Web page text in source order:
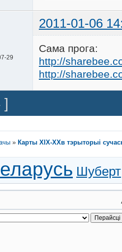
2011-01-06
29
Сама прога:
http://
http://
]
» Карты XIX-ХXв тэрыторыі
Шуберт